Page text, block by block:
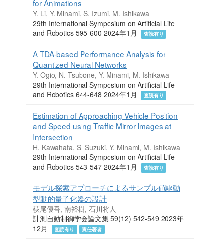
for Animations
Y. Li, Y. Minami, S. Izumi, M. Ishikawa
29th International Symposium on Artificial Life
and Robotics 595-600 2024年1月
査読有り
A TDA-based Performance Analysis for
Quantized Neural Networks
Y. Ogio, N. Tsubone, Y. Minami, M. Ishikawa
29th International Symposium on Artificial Life
and Robotics 644-648 2024年1月
査読有り
Estimation of Approaching Vehicle Position
and Speed using Traffic Mirror Images at
Intersection
H. Kawahata, S. Suzuki, Y. Minami, M. Ishikawa
29th International Symposium on Artificial Life
and Robotics 543-547 2024年1月
査読有り
モデル探索アプローチによるサンプル値駆動
型動的量子化器の設計
荻尾優吾, 南裕樹, 石川将人
計測自動制御学会論文集 59(12) 542-549 2023年
12月
査読有り 責任著者